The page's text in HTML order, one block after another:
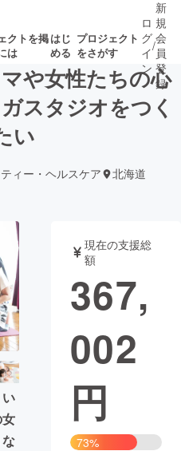
クトを掲
は
はじ
める
プロジェクト
をさがす
ロ募集終了が近いプ
ット
書籍・雑誌
チャレンジ
化
CAMPFIRE Creation
ロ
グ
イ
ン
/
新
規
会
員
登
録
や女性たちの心
スタジオをつく
い
ィー・ヘルスケア 北海道
現在の支援総
額
367,
002
円
73%